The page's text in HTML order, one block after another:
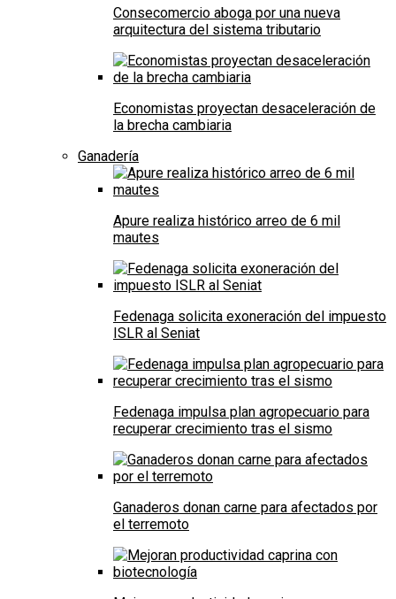
Consecomercio aboga por una nueva
arquitectura del sistema tributario
Economistas proyectan desaceleración de
la brecha cambiaria
Ganadería
Apure realiza histórico arreo de 6 mil
mautes
Fedenaga solicita exoneración del impuesto
ISLR al Seniat
Fedenaga impulsa plan agropecuario para
recuperar crecimiento tras el sismo
Ganaderos donan carne para afectados por
el terremoto